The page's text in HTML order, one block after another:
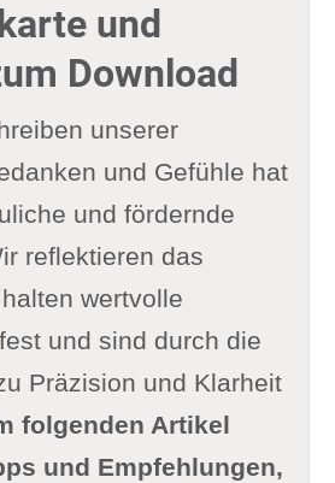
und
Download
unserer
und Gefühle hat
und fördernde
reflektieren das
wertvolle
und sind durch die
Präzision und Klarheit
folgenden Artikel
und Empfehlungen,